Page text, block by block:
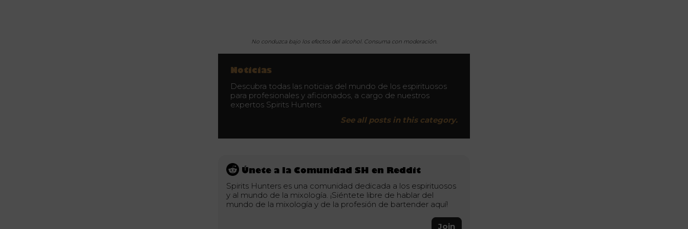
No conduzca bajo los efectos del alcohol. Consuma con moderación.
Noticias
Descubra todas las noticias del mundo de los espirituosos
para profesionales y aficionados, a cargo de nuestros
expertos Spirits Hunters.
See all posts in this category.
Únete a la Comunidad SH en Reddit
Spirits Hunters es una comunidad dedicada a los espirituosos
y al mundo de la mixología. ¡Siéntete libre de hablar del
mundo de la mixología y de la profesión de bartender aquí!
Join